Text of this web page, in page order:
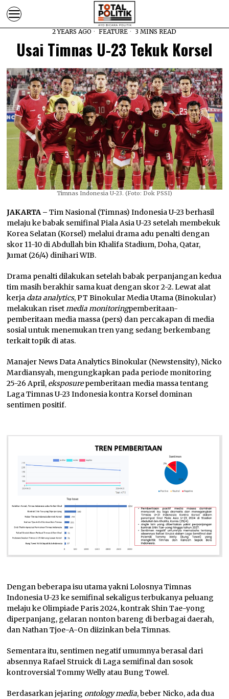
2 YEARS AGO FEATURE 3 MINS READ
Usai Timnas U-23 Tekuk Korsel
Timnas Indonesia U-23. (Foto: Dok PSSI)
JAKARTA –Tim Nasional (Timnas) Indonesia U-23 berhasil
melaju ke babak semifinal Piala Asia U-23 setelah membekuk
Korea Selatan (Korsel) melalui drama adu penalti dengan
skor 11-10 di Abdullah bin Khalifa Stadium, Doha, Qatar,
Jumat (26/4) dinihari WIB.
Drama penalti dilakukan setelah babak perpanjangan kedua
tim masih berakhir sama kuat dengan skor 2-2. Lewat alat
kerja data analytics, PT Binokular Media Utama (Binokular)
melakukan risetmedia monitoringpemberitaan-
pemberitaan media massa (pers) dan percakapan di media
sosial untuk menemukan tren yang sedang berkembang
terkait topik di atas.
Manajer News Data Analytics Binokular (Newstensity), Nicko
Mardiansyah, mengungkapkan pada periode monitoring
25-26 April, eksposurepemberitaan media massa tentang
Laga Timnas U-23 Indonesia kontra Korsel dominan
sentimen positif.
Dengan beberapa isu utama yakni Lolosnya Timnas
Indonesia U-23 ke semifinal sekaligus terbukanya peluang
melaju ke Olimpiade Paris 2024, kontrak Shin Tae-yong
diperpanjang, gelaran nonton bareng di berbagai daerah,
dan Nathan Tjoe-A-On diizinkan bela Timnas.
Sementara itu, sentimen negatif umumnya berasal dari
absennya Rafael Struick di Laga semifinal dan sosok
kontroversial Tommy Welly atau Bung Towel.
Berdasarkan jejaring ontology media, beber Nicko, ada dua